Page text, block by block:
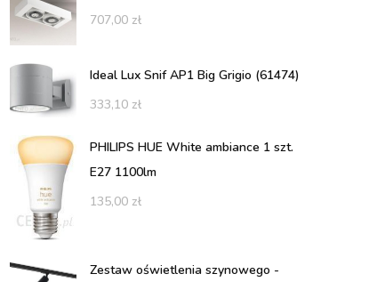
707,00 zł
Ideal Lux Snif AP1 Big Grigio (61474)
333,10 zł
PHILIPS HUE White ambiance 1 szt.
E27 1100lm
135,00 zł
Zestaw oświetlenia szynowego -